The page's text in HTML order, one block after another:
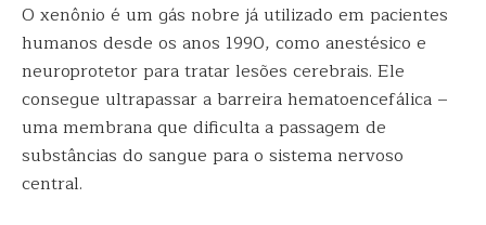
O xenônio é um gás nobre já utilizado em pacientes
humanos desde os anos 1990, como anestésico e
neuroprotetor para tratar lesões cerebrais. Ele
consegue ultrapassar a barreira hematoencefálica –
uma membrana que dificulta a passagem de
substâncias do sangue para o sistema nervoso
central.